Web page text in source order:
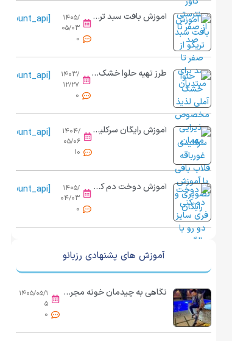
آموزش بافت سبد تریکو از صفر تا صد برای مبتدیان
۱۴۰۵/
۰۵/۰۳
0
[view_count_api]
طرز تهیه حلوا خشک آملی مرحله به مرحله
۱۴۰۳/
۱۲/۲۷
0
[view_count_api]
آموزش رایگان سرکلیدی غورباقه قلاب بافی
۱۴۰۴/
۰۵/۰۶
10
[view_count_api]
آموزش دوخت دم کنی فری سایز دو رو | از برش تا کش دوزی حرفه ای
۱۴۰۵/
۰۴/۰۳
0
[view_count_api]
آموزش های پشنهادی رزبانو
نگاهی به چیدمان خونه مجردی شاهانه و شیک «مجید واشقانی»/ از استخر و مبلمان مدرن تا دکوری‌های هنری و کتابخانه پر از کتاب
۱۴۰۵/۰۵/۱
۵
0